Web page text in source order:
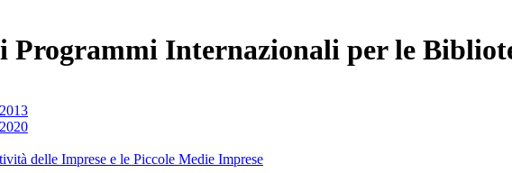
Programmi Internazionali per le
delle Imprese e le Piccole Medie Imprese